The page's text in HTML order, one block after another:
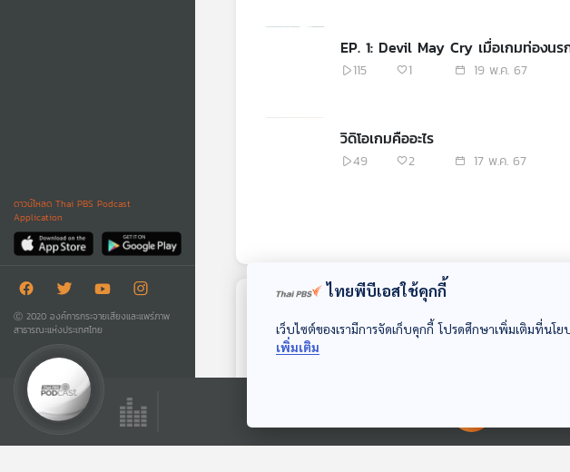
ดาวน์โหลด Thai PBS Podcast
Application
Ⓒ 2020 องค์การกระจายเสียงและแพร่ภาพ
สาธารณะแห่งประเทศไทย
EP. 1: Devil May Cry เมื่อเกมท่อง
115 1 19 พ.ค. 67
วิดิโอเกมคืออะไร
49 2 17 พ.ค. 67
พอตคาสต์ที่เกี่ยวข้อง
21:03 27:17
ไทยพีบีเอสใช้คุกกี้
เว็บไซต์ของเรามีการจัดเก็บคุกกี้ โปรดศึกษาเพิ่มเติมที่นโ
เพิ่มเติม